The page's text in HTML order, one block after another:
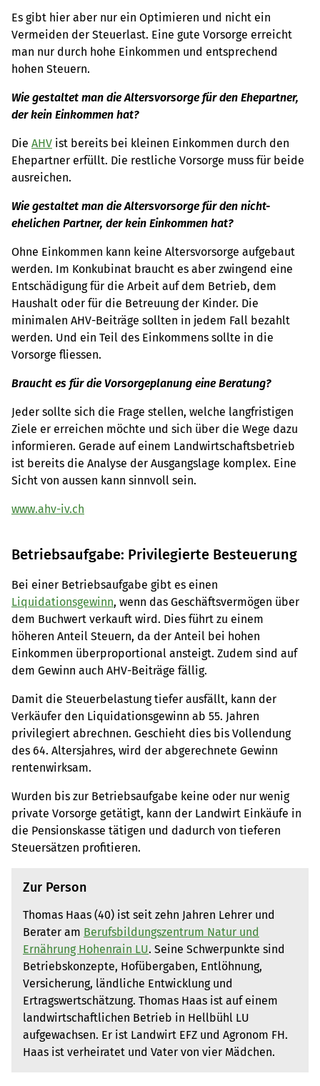
Es gibt hier aber nur ein Optimieren und nicht ein
Vermeiden der Steuerlast. Eine gute Vorsorge erreicht
man nur durch hohe Einkommen und entsprechend
hohen Steuern.
Wie gestaltet man die Altersvorsorge für den Ehepartner,
der kein Einkommen hat?
Die AHV ist bereits bei kleinen Einkommen durch den
Ehepartner erfüllt. Die restliche Vorsorge muss für beide
ausreichen.
Wie gestaltet man die Altersvorsorge für den nicht-
ehelichen Partner, der kein Einkommen hat?
Ohne Einkommen kann keine Altersvorsorge aufgebaut
werden. Im Konkubinat braucht es aber zwingend eine
Entschädigung für die Arbeit auf dem Betrieb, dem
Haushalt oder für die Betreuung der Kinder. Die
minimalen AHV-Beiträge sollten in jedem Fall bezahlt
werden. Und ein Teil des Einkommens sollte in die
Vorsorge fliessen.
Braucht es für die Vorsorgeplanung eine Beratung?
Jeder sollte sich die Frage stellen, welche langfristigen
Ziele er erreichen möchte und sich über die Wege dazu
informieren. Gerade auf einem Landwirtschaftsbetrieb
ist bereits die Analyse der Ausgangslage komplex. Eine
Sicht von aussen kann sinnvoll sein.
www.ahv-iv.ch
Betriebsaufgabe: Privilegierte Besteuerung
Bei einer Betriebsaufgabe gibt es einen
Liquidationsgewinn, wenn das Geschäftsvermögen über
dem Buchwert verkauft wird. Dies führt zu einem
höheren Anteil Steuern, da der Anteil bei hohen
Einkommen überproportional ansteigt. Zudem sind auf
dem Gewinn auch AHV-Beiträge fällig.
Damit die Steuerbelastung tiefer ausfällt, kann der
Verkäufer den Liquidationsgewinn ab 55. Jahren
privilegiert abrechnen. Geschieht dies bis Vollendung
des 64. Altersjahres, wird der abgerechnete Gewinn
rentenwirksam.
Wurden bis zur Betriebsaufgabe keine oder nur wenig
private Vorsorge getätigt, kann der Landwirt Einkäufe in
die Pensionskasse tätigen und dadurch von tieferen
Steuersätzen profitieren.
Zur Person
Thomas Haas (40) ist seit zehn Jahren Lehrer und
Berater am Berufsbildungszentrum Natur und
Ernährung Hohenrain LU. Seine Schwerpunkte sind
Betriebskonzepte, Hofübergaben, Entlöhnung,
Versicherung, ländliche Entwicklung und
Ertragswertschätzung. Thomas Haas ist auf einem
landwirtschaftlichen Betrieb in Hellbühl LU
aufgewachsen. Er ist Landwirt EFZ und Agronom FH.
Haas ist verheiratet und Vater von vier Mädchen.